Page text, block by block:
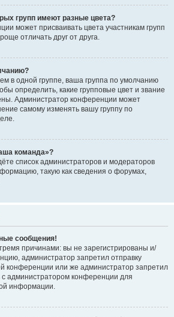
групп имеют разные цвета?
может присваивать цвета участникам групп
отличать друг от друга.
в одной группе, ваша группа по умолчанию
определить, какие групповые цвет и звание
Администратор конференции может
самому изменять вашу группу по
команда»?
список администраторов и модераторов
такую как сведения о форумах,
сообщения!
причинами: вы не зарегистрированы и/
администратор запретил отправку
конференции или же администратор запретил
администратором конференции для
информации.